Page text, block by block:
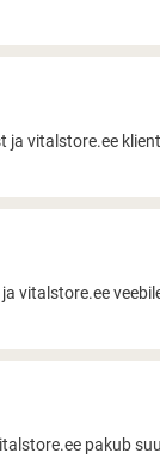
ja vitalstore.ee
vitalstore.ee
pakub